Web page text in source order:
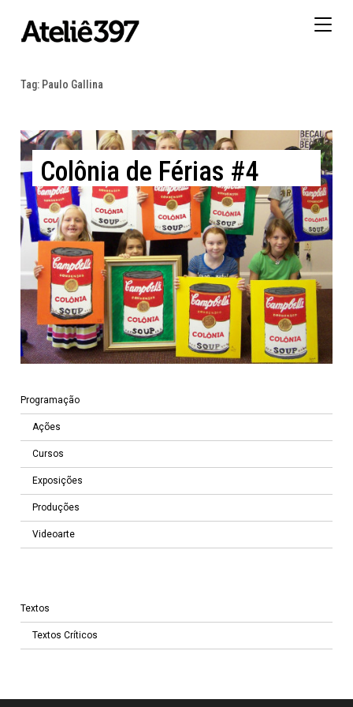
Tag: Paulo Gallina
Colônia de Férias #4
Programação
Ações
Cursos
Exposições
Produções
Videoarte
Textos
Textos Críticos